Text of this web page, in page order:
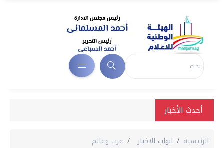
أحدث الأخبار
الرئيسية ابواب الاخبار عرب وعالم